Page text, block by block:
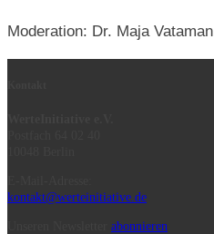
Moderation: Dr. Maja Vataman
kontakt@werteinitiative.de
abonnieren